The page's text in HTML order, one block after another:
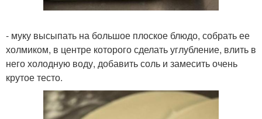
- муку высыпать на большое плоское блюдо, собрать ее
холмиком, в центре которого сделать углубление, влить в
него холодную воду, добавить соль и замесить очень
крутое тесто.